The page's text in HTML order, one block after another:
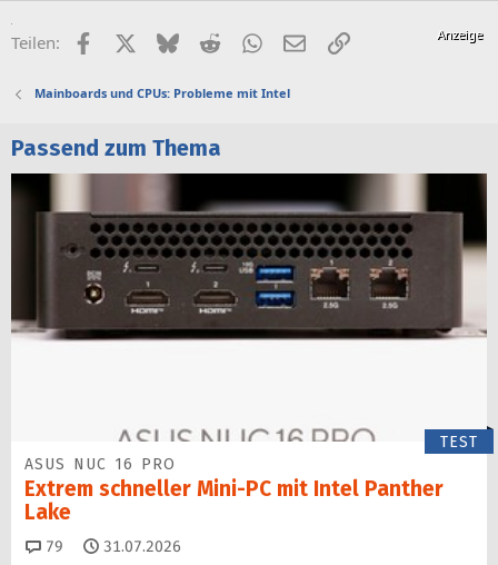
Teilen: FacebookX (Twitter)
BlueskyRedditWhatsApp
E-MailLink
Mainboards und CPUs: Probleme mit Intel
Passend zum Thema
TEST
ASUS NUC 16 PRO
Extrem schneller Mini-PC mit Intel Panther
Lake
79 Kommentare
31.07.2026